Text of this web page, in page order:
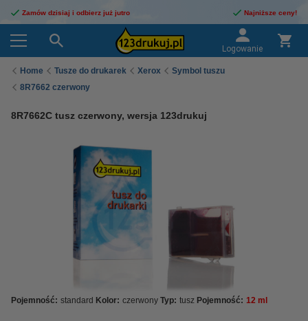
Zamów dzisiaj i odbierz już jutro Najniższe ceny!
Logowanie
Home Tusze do drukarek Xerox
Symbol tuszu
8R7662 czerwony
8R7662C tusz czerwony, wersja 123drukuj
Pojemność: standard Kolor: czerwony Typ: tusz Pojemność: 12 ml